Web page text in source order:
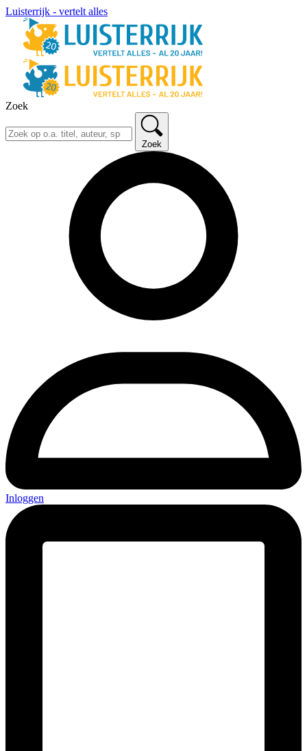
Luisterrijk - vertelt alles
Zoek
Zoek
Inloggen